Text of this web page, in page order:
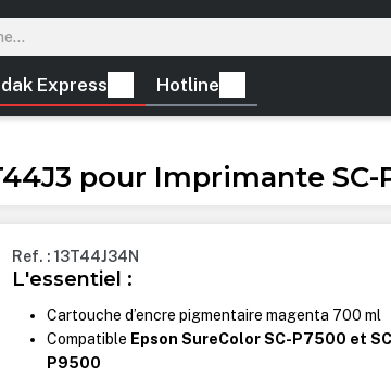
Express Hotline
pour Imprimante
Ref. : 13T44J34N
L'essentiel :
Cartouche d’encre pigmentaire magenta 700 ml
Compatible Epson SureColor SC-P7500 et
P9500